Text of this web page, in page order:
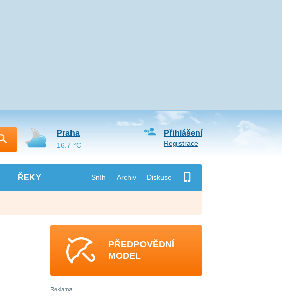
ŘEKY Sníh Archiv Diskuse
Přihlášení
Registrace
Praha
16.7 °C
PŘEDPOVĚDNÍ
MODEL